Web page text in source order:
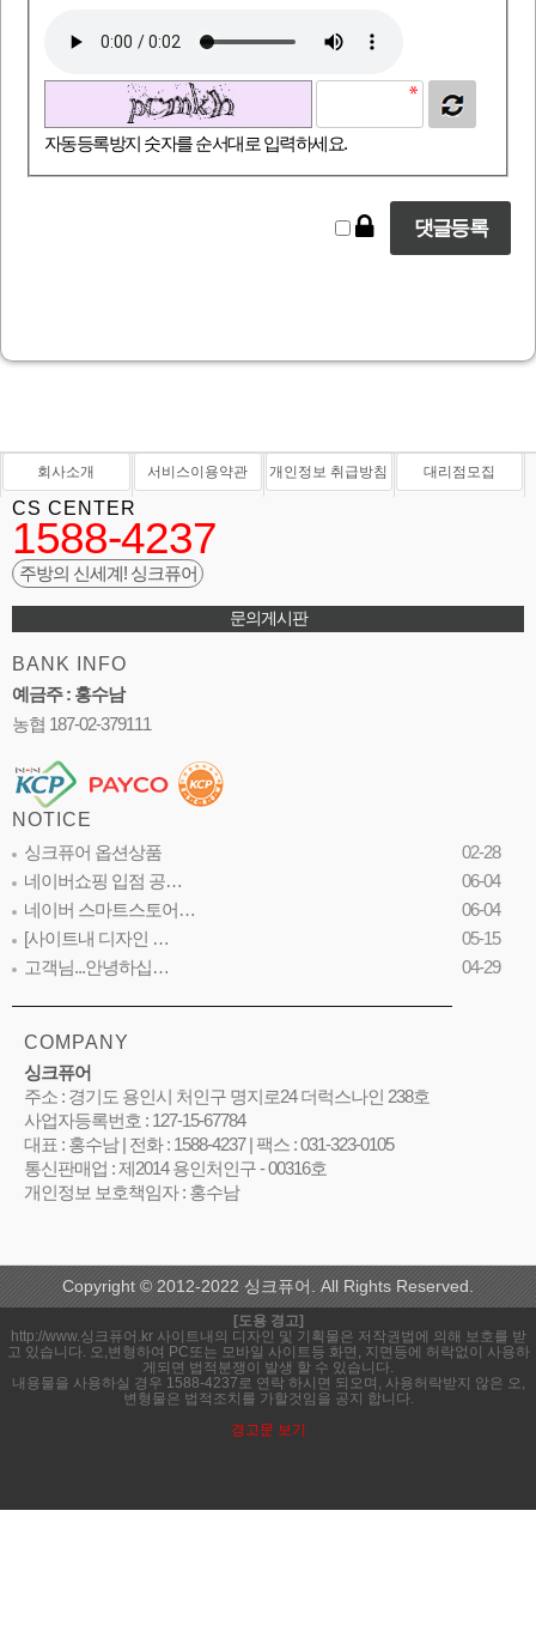
자동등록방지 숫자를 순서대로 입력하세요.
회사소개 서비스이용약관 개인정보 취급방침 대리점모집
CS CENTER
1588-4237
주방의 신세계! 싱크퓨어
문의게시판
BANK INFO
예금주 : 홍수남
농협 187-02-379111
NOTICE
싱크퓨어 옵션상품
02-28
네이버쇼핑 입점 공…
06-04
네이버 스마트스토어…
06-04
[사이트내 디자인 …
05-15
고객님...안녕하십…
04-29
COMPANY
싱크퓨어
주소 : 경기도 용인시 처인구 명지로24 더럭스나인 238호
사업자등록번호 : 127-15-67784
대표 : 홍수남 | 전화 : 1588-4237 | 팩스 : 031-323-0105
통신판매업 : 제2014 용인처인구 - 00316호
개인정보 보호책임자 : 홍수남
Copyright © 2012-2022 싱크퓨어. All Rights Reserved.
[도용 경고]
http://www.싱크퓨어.kr 사이트내의 디자인 및 기획물은 저작권법에 의해 보호를 받
고 있습니다. 오,변형하여 PC또는 모바일 사이트등 화면, 지면등에 허락없이 사용하
게되면 법적분쟁이 발생 할 수 있습니다.
내용물을 사용하실 경우 1588-4237로 연락 하시면 되오며, 사용허락받지 않은 오,
변형물은 법적조치를 가할것임을 공지 합니다.
경고문 보기